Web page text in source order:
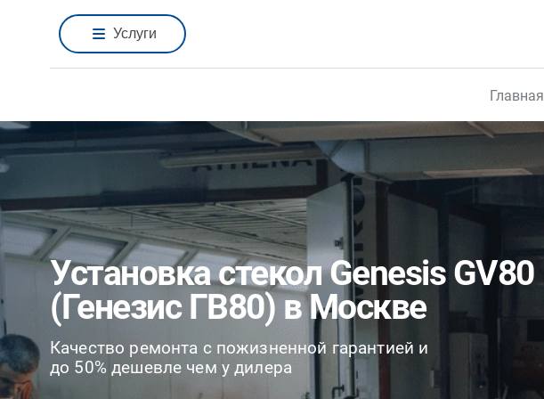
Услуги
Главная
Установка стекол Genesis GV80
(Генезис ГВ80) в Москве
Качество ремонта с пожизненной гарантией и
до 50% дешевле чем у дилера